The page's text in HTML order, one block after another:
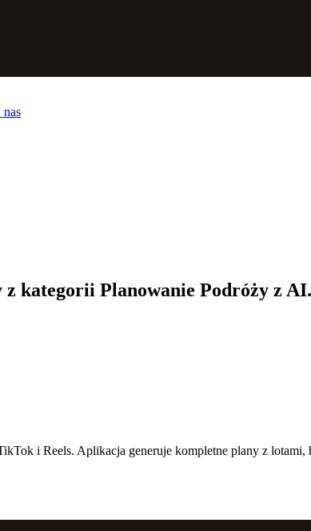
nas
kategorii Planowanie Podróży z
i Reels. Aplikacja generuje kompletne plany z lotami,